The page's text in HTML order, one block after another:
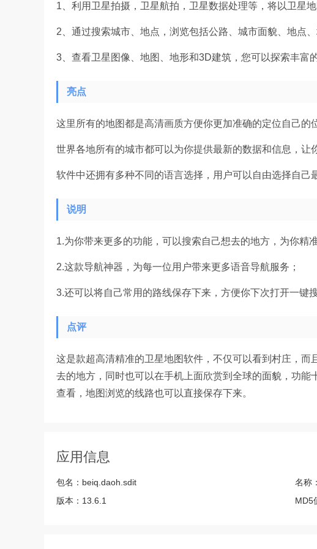
1、利用卫星拍摄，卫星航拍，卫星数据处理等，将以卫星
2、通过搜索城市、地点，浏览包括公路、城市面貌、地点
3、查看卫星图像、地图、地形和3D建筑，您可以探索丰富
亮点
这里所有的地图都是高清画质方便你更加准确的定位自己的
世界各地所有的城市都可以为你提供最新的数据和信息，让
软件中还拥有多种不同的语言选择，用户可以自由选择自己
说明
1.为你带来更多的功能，可以搜索自己想去的地方，为你精
2.这款导航神器，为每一位用户带来更多语音导航服务；
3.还可以将自己常用的路线保存下来，方便你下次打开一键搜
点评
这是款超高清精准的卫星地图软件，不仅可以看到村庄，
去的地方，同时也可以在手机上面欣赏到全球的面貌，功
查看，地图浏览的线路也可以直接保存下来。
应用信息
包名： beiq.daoh.sdit 名称：
版本： 13.6.1 MD5